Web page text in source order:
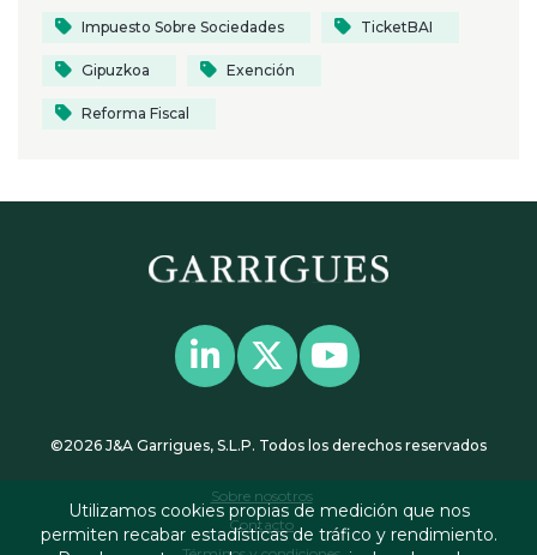
Impuesto Sobre Sociedades TicketBAI
Gipuzkoa Exención
Reforma Fiscal
©2026 J&A Garrigues, S.L.P. Todos los derechos reservados
Sobre nosotros
Contacto
Utilizamos cookies propias de medición que nos
permiten recabar estadísticas de tráfico y rendimiento.